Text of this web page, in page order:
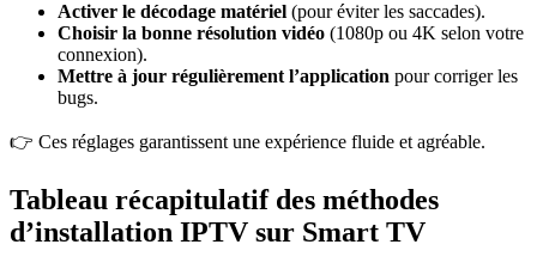
Activer le décodage matériel (pour éviter les saccades).
Choisir la bonne résolution vidéo (1080p ou 4K selon votre
connexion).
Mettre à jour régulièrement l’application pour corriger les
bugs.
👉 Ces réglages garantissent une expérience fluide et agréable.
Tableau récapitulatif des méthodes
d’installation IPTV sur Smart TV